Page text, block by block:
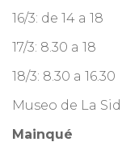
16/3: de 14 a 18
17/3: 8.30 a 18
18/3: 8.30 a 16.30
Museo de La
Mainqué